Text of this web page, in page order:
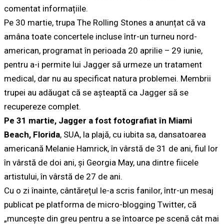
comentat informațiile.
Pe 30 martie, trupa The Rolling Stones a anunțat că va
amâna toate concertele incluse într-un turneu nord-
american, programat în perioada 20 aprilie – 29 iunie,
pentru a-i permite lui Jagger să urmeze un tratament
medical, dar nu au specificat natura problemei. Membrii
trupei au adăugat că se așteaptă ca Jagger să se
recupereze complet.
Pe 31 martie, Jagger a fost fotografiat în Miami
Beach, Florida, SUA, la plajă, cu iubita sa, dansatoarea
americană Melanie Hamrick, în vârstă de 31 de ani, fiul lor
în vârstă de doi ani, și Georgia May, una dintre fiicele
artistului, în vârstă de 27 de ani.
Cu o zi înainte, cântărețul le-a scris fanilor, într-un mesaj
publicat pe platforma de micro-blogging Twitter, că
„muncește din greu pentru a se întoarce pe scenă cât mai